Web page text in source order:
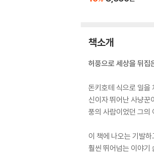
책소개
허풍으로 세상을 뒤집
돈키호테 식으로 일을
신이자 뛰어난 사냥꾼
풍의 사람이었던 그의
이 책에 나오는 기발
훨씬 뛰어넘는 이야기